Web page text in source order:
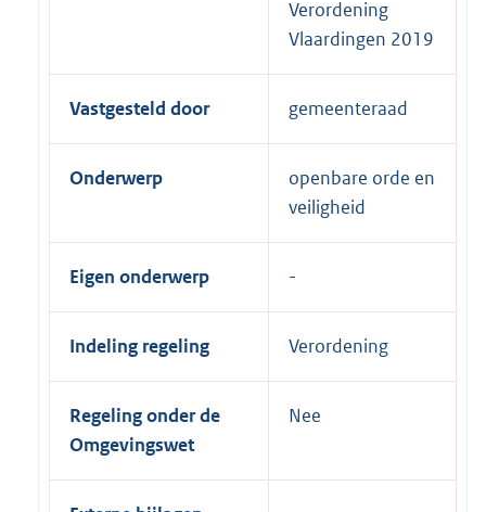
Verordening
Vlaardingen 2019
Vastgesteld door gemeenteraad
Onderwerp
openbare orde en
veiligheid
Eigen onderwerp
Indeling regeling Verordening
Regeling onder de
Omgevingswet
Nee